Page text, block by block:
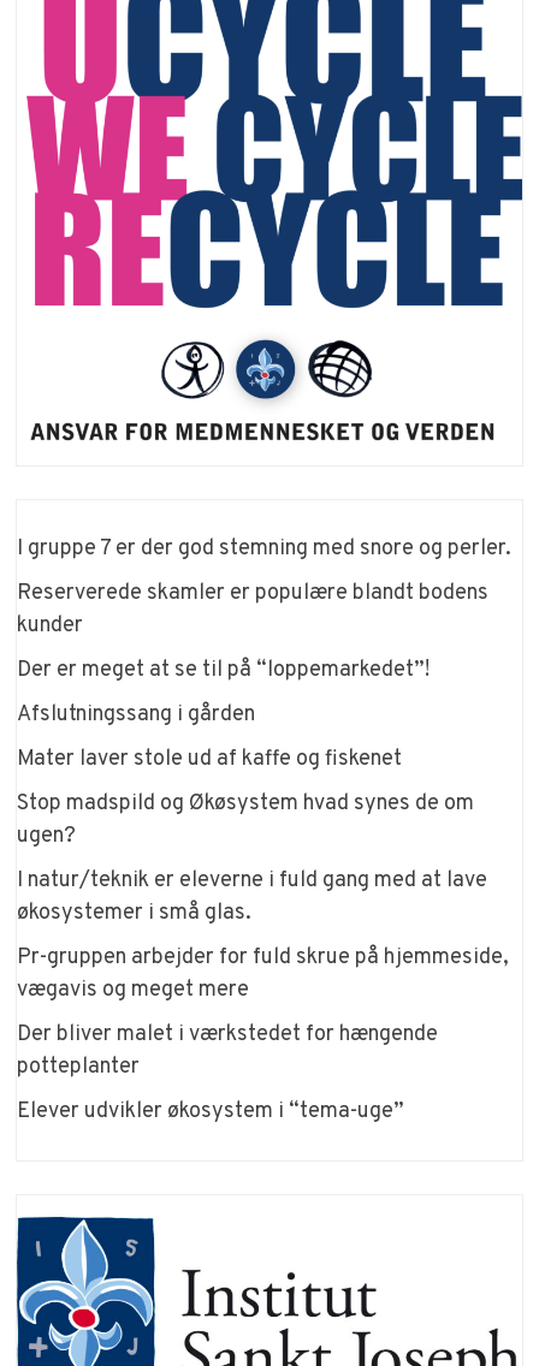
I gruppe 7 er der god stemning med snore og perler.
Reserverede skamler er populære blandt bodens
kunder
Der er meget at se til på “loppemarkedet”!
Afslutningssang i gården
Mater laver stole ud af kaffe og fiskenet
Stop madspild og Økøsystem hvad synes de om
ugen?
I natur/teknik er eleverne i fuld gang med at lave
økosystemer i små glas.
Pr-gruppen arbejder for fuld skrue på hjemmeside,
vægavis og meget mere
Der bliver malet i værkstedet for hængende
potteplanter
Elever udvikler økosystem i “tema-uge”